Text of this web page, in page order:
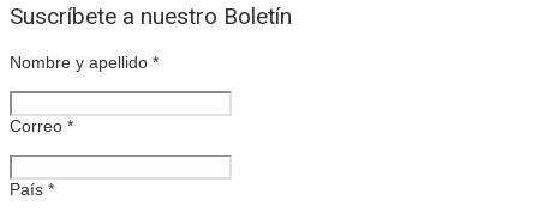
Suscríbete a nuestro Boletín
Nombre y apellido *
Correo *
País *